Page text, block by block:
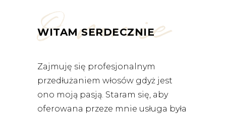
O mnie
WITAM SERDECZNIE
Zajmuję się profesjonalnym
przedłużaniem włosów gdyż jest
ono moją pasją. Staram się, aby
oferowana przeze mnie usługa była